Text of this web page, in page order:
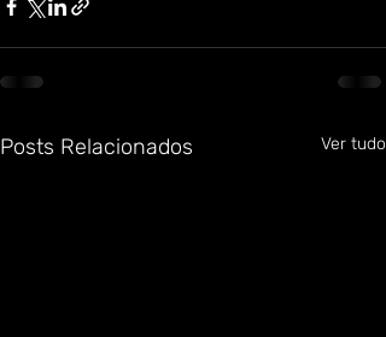
Posts Relacionados Ver tudo